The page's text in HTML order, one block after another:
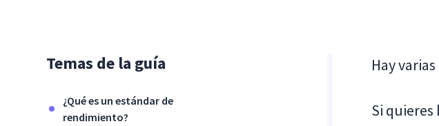
Temas de la guía
¿Qué es un estándar de
rendimiento?
Hay
Si quieres